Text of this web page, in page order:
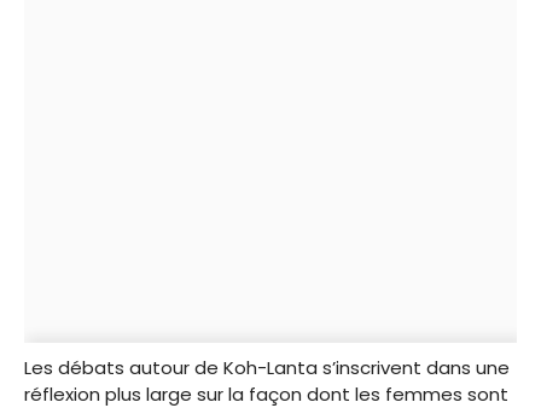
Les débats autour de Koh-Lanta s’inscrivent dans une
réflexion plus large sur la façon dont les femmes sont